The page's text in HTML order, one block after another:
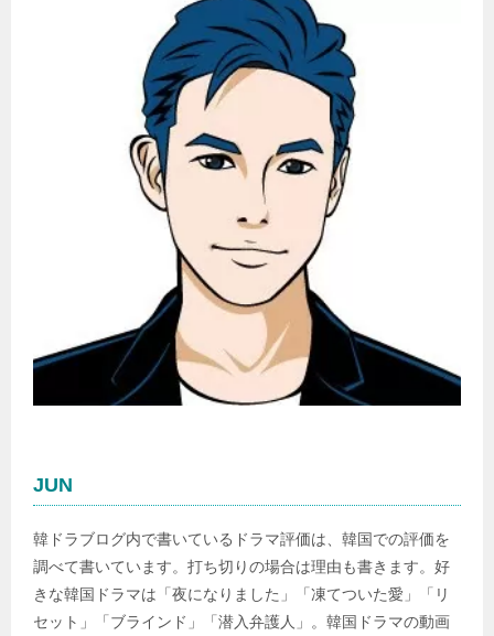
JUN
韓ドラブログ内で書いているドラマ評価は、韓国での評価を
調べて書いています。打ち切りの場合は理由も書きます。好
きな韓国ドラマは「夜になりました」「凍てついた愛」「リ
セット」「ブラインド」「潜入弁護人」。韓国ドラマの動画